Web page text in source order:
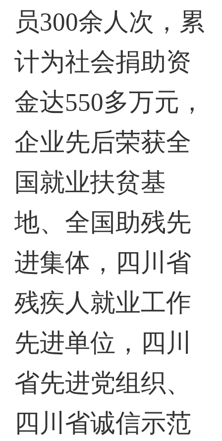
员300余人次，累
计为社会捐助资
金达550多万元，
企业先后荣获全
国就业扶贫基
地、全国助残先
进集体，四川省
残疾人就业工作
先进单位，四川
省先进党组织、
四川省诚信示范